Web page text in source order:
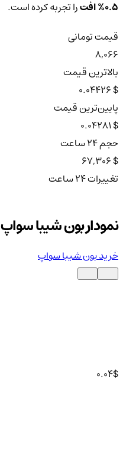
0.5% افترا تجربه کرده است.
قیمت تومانی
8,066
بالاترین قیمت
$ 0.04426
پایین‌ترین قیمت
$ 0.04281
حجم ۲۴ ساعت
$ 67,306
تغییرات ۲۴ ساعت
نمودار بون شیبا سواپ (BONE)
خرید بون شیبا سواپ
0.04$